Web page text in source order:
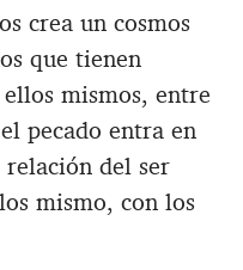
crea un cosmos
que tienen
mismos, entre
pecado entra en
relación del ser
mismo, con los